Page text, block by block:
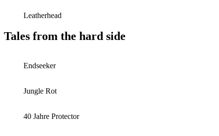
Leatherhead
Tales from the hard side
Endseeker
Jungle Rot
40 Jahre Protector